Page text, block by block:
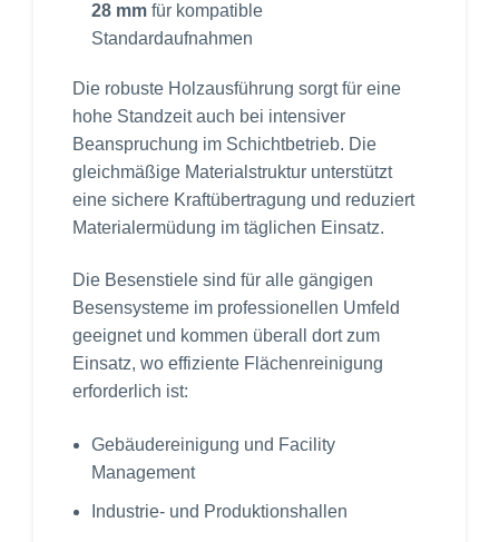
28 mm für kompatible
Standardaufnahmen
Die robuste Holzausführung sorgt für eine
hohe Standzeit auch bei intensiver
Beanspruchung im Schichtbetrieb. Die
gleichmäßige Materialstruktur unterstützt
eine sichere Kraftübertragung und reduziert
Materialermüdung im täglichen Einsatz.
Die Besenstiele sind für alle gängigen
Besensysteme im professionellen Umfeld
geeignet und kommen überall dort zum
Einsatz, wo effiziente Flächenreinigung
erforderlich ist:
Gebäudereinigung und Facility
Management
Industrie- und Produktionshallen